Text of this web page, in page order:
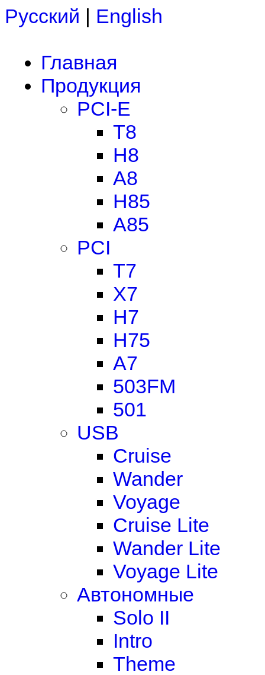
Русский | English
Главная
Продукция
PCI-E
T8
H8
A8
H85
A85
PCI
T7
X7
H7
H75
A7
503FM
501
USB
Cruise
Wander
Voyage
Cruise Lite
Wander Lite
Voyage Lite
Автономные
Solo II
Intro
Theme